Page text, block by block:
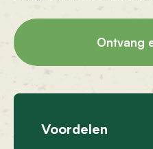
Ontvang
Voordelen